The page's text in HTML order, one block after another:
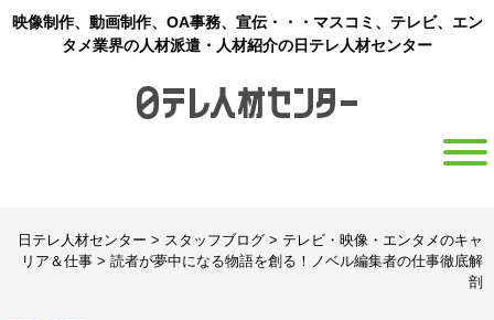
映像制作、動画制作、OA事務、宣伝・・・マスコミ、テレビ、エン
タメ業界の人材派遣・人材紹介の日テレ人材センター
日テレ人材センター > スタッフブログ > テレビ・映像・エンタメのキャ
リア＆仕事 > 読者が夢中になる物語を創る！ノベル編集者の仕事徹底解
剖